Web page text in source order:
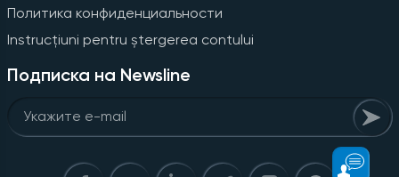
Политика конфиденциальности
Instrucțiuni pentru ștergerea contului
Подписка на Newsline